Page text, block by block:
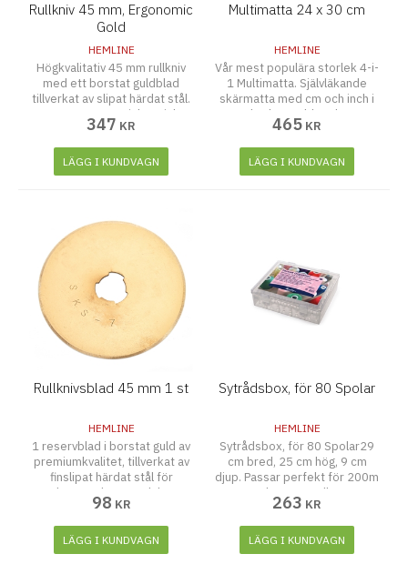
Rullkniv 45 mm, Ergonomic
Gold
HEMLINE
Högkvalitativ 45 mm rullkniv
med ett borstat guldblad
tillverkat av slipat härdat stål.
Har ett ergonomiskt, mjukt
grepphandtag för ett bekvämt
grepp och ett innovativt
säkerhetslåssystem för skydd
som lyfts bort vid klippning
347 KR
LÄGG I KUNDVAGN
Multimatta 24 x 30 cm
HEMLINE
Vår mest populära storlek 4-i-
1 Multimatta. Självläkande
skärmatta med cm och inch i
lättläst guldtryck.
465 KR
LÄGG I KUNDVAGN
Rullknivsblad 45 mm 1 st
HEMLINE
1 reservblad i borstat guld av
premiumkvalitet, tillverkat av
finslipat härdat stål för
överlägsen skärpa och längre
livslängd. Kan användas på tyg
och papper. Bladet passar
modellen Hemline Gold HG-
4095.
98 KR
LÄGG I KUNDVAGN
Sytrådsbox, för 80 Spolar
HEMLINE
Sytrådsbox, för 80 Spolar29
cm bred, 25 cm hög, 9 cm
djup. Passar perfekt för 200m
och 500 m rullar.
263 KR
LÄGG I KUNDVAGN